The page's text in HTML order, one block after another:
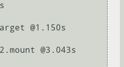
@1.150s
@3.043s